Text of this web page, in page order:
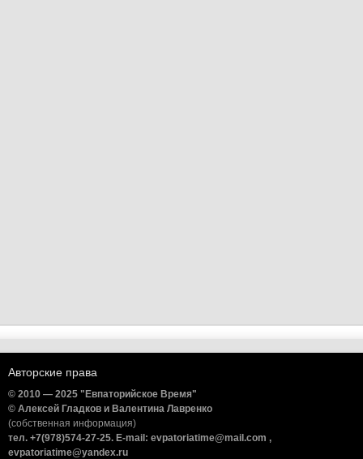
Авторские права
© 2010 — 2025 "Евпаторийское Время"
© Алексей Гладков и Валентина Лавренко
(собственная информация)
тел. +7(978)574-27-25. E-mail: evpatoriatime@mail.com ,
evpatoriatime@yandex.ru